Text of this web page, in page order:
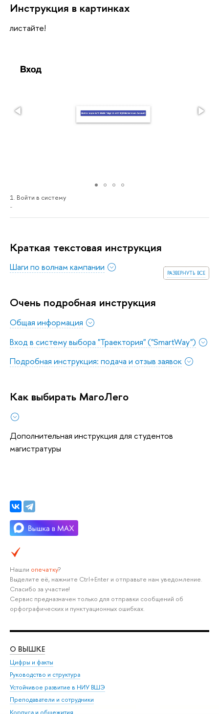
Инструкция в картинках
листайте!
1. Войти в систему
-
Краткая текстовая инструкция
развернуть все
Шаги по волнам кампании
Очень подробная инструкция
Общая информация
Вход в систему выбора "Траектория" ("SmartWay")
Подробная инструкция: подача и отзыв заявок
Как выбирать МагоЛего
Дополнительная инструкция для студентов
магистратуры
Нашли опечатку?
Выделите её, нажмите Ctrl+Enter и отправьте нам уведомление.
Спасибо за участие!
Сервис предназначен только для отправки сообщений об
орфографических и пунктуационных ошибках.
О ВЫШКЕ
Цифры и факты
Руководство и структура
Устойчивое развитие в НИУ ВШЭ
Преподаватели и сотрудники
Корпуса и общежития